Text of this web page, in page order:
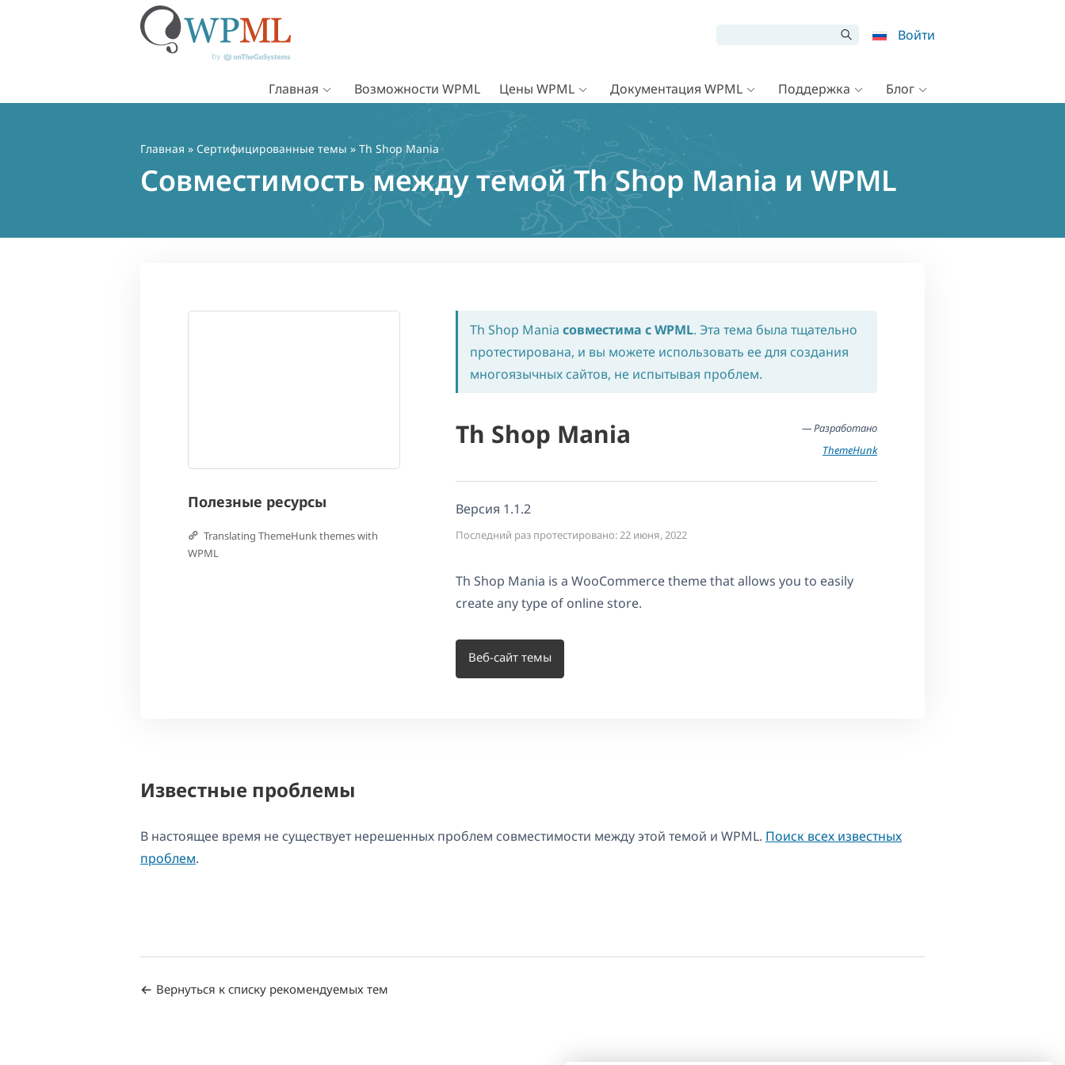
Войти
Главная Возможности WPML Цены WPML Документация WPML Поддержка Блог
Главная » Сертифицированные темы » Th Shop Mania
Совместимость между темой Th Shop Mania и WPML
Полезные ресурсы
Translating ThemeHunk themes with
WPML
Th Shop Mania совместима с WPML. Эта тема была тщательно
протестирована, и вы можете использовать ее для создания
многоязычных сайтов, не испытывая проблем.
Th Shop Mania
— Разработано
ThemeHunk
Версия 1.1.2
Последний раз протестировано: 22 июня, 2022
Th Shop Mania is a WooCommerce theme that allows you to easily
create any type of online store.
Веб-сайт темы
Известные проблемы
В настоящее время не существует нерешенных проблем совместимости между этой темой и WPML. Поиск всех известных
проблем.
Вернуться к списку рекомендуемых тем